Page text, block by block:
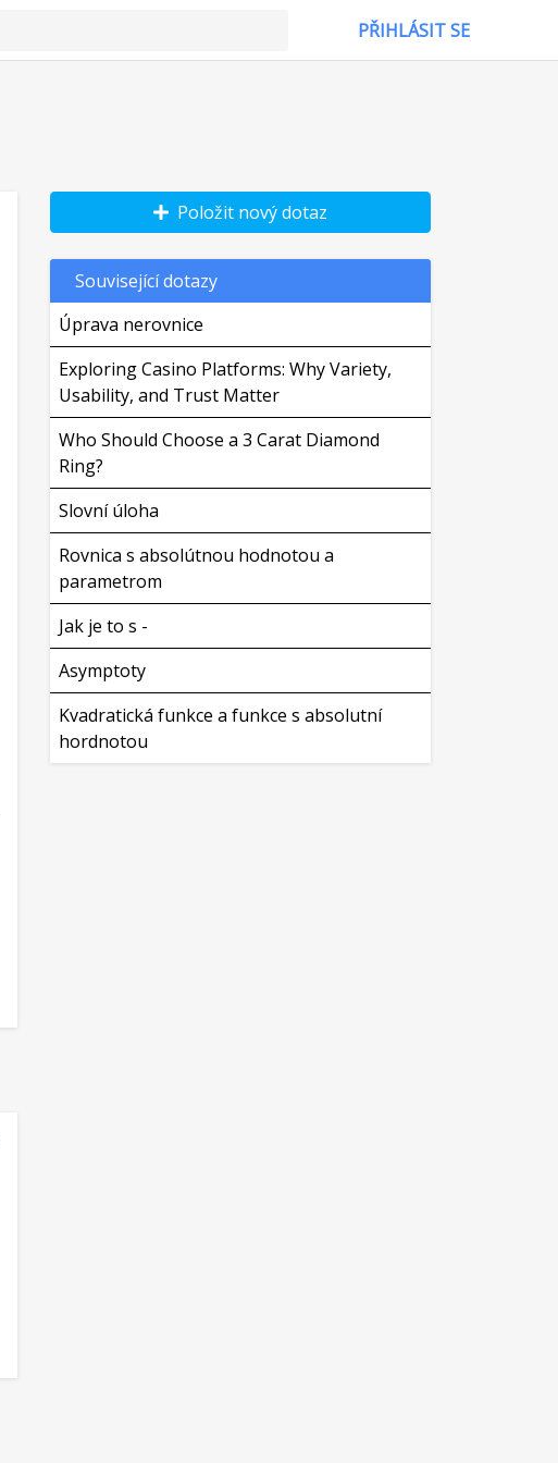
PŘIHLÁSIT SE
Položit nový dotaz
Související dotazy
Úprava nerovnice
Exploring Casino Platforms: Why Variety,
Usability, and Trust Matter
Who Should Choose a 3 Carat Diamond
Ring?
Slovní úloha
Rovnica s absolútnou hodnotou a
parametrom
Jak je to s -
Asymptoty
Kvadratická funkce a funkce s absolutní
hordnotou